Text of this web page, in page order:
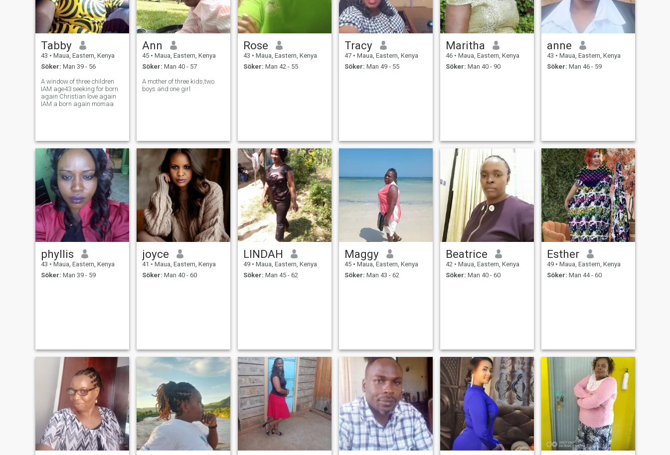
Tabby
43 • Maua, Eastern, Kenya
Söker: Man 39 - 56
A window of three children
IAM age43 seeking for born
again Christian love again
IAM a born again momaa
Ann
45 • Maua, Eastern, Kenya
Söker: Man 40 - 57
A mother of three kids,two
boys and one girl
Rose
43 • Maua, Eastern, Kenya
Söker: Man 42 - 55
Tracy
47 • Maua, Eastern, Kenya
Söker: Man 49 - 55
Maritha
46 • Maua, Eastern, Kenya
Söker: Man 40 - 90
anne
43 • Maua, Eastern, Kenya
Söker: Man 46 - 59
phyllis
43 • Maua, Eastern, Kenya
Söker: Man 39 - 59
joyce
41 • Maua, Eastern, Kenya
Söker: Man 40 - 60
LINDAH
49 • Maua, Eastern, Kenya
Söker: Man 45 - 62
Maggy
45 • Maua, Eastern, Kenya
Söker: Man 43 - 62
Beatrice
42 • Maua, Eastern, Kenya
Söker: Man 40 - 60
Esther
49 • Maua, Eastern, Kenya
Söker: Man 44 - 60